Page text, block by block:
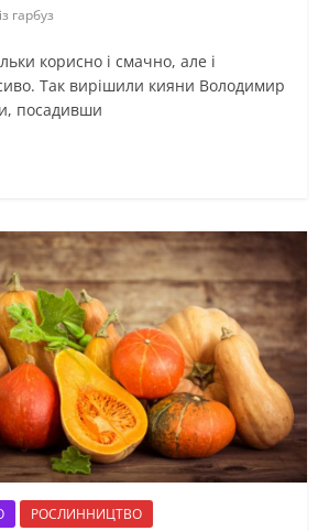
гарбуз
корисно і смачно, але і
Так вирішили кияни Володимир
посадивши
РОСЛИННИЦТВО